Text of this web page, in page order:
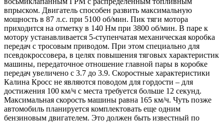
впрыском. Двигатель способен развить максимальную
мощность в 87 л.с. при 5100 об/мин. Пик тяги мотора
приходится на отметку в 140 Нм при 3800 об/мин. В паре к
мотору устанавливается 5-ступенчатая механическая коробка
передач с тросовым приводом. При этом специально для
псевдокроссовера, в целях повышения тяговых характеристик
машины, передаточное отношение главной пары в коробке
передач увеличено с 3.7 до 3.9. Скоростные характеристики
Калина Кросс не являются поводом для гордости – для
достижения 100 км/ч с места требуется больше 12 секунд.
Максимальная скорость машины равна 165 км/ч. Чуть позже
автомобиль планируется комплектовать еще одним
бензиновым двигателем. Это должен быть известный по